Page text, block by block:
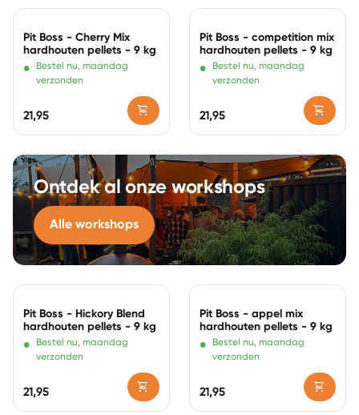
Ontdek al onze workshops
Alle workshops
Pit Boss - Cherry Mix
hardhouten pellets - 9 kg
•
Bestel nu, maandag
verzonden
Normale prijs
21,95 shopping_cart
Pit Boss - competition mix
hardhouten pellets - 9 kg
•
Bestel nu, maandag
verzonden
Normale prijs
21,95 shopping_cart
Pit Boss - Hickory Blend
hardhouten pellets - 9 kg
•
Bestel nu, maandag
verzonden
Normale prijs
21,95 shopping_cart
Pit Boss - appel mix
hardhouten pellets - 9 kg
•
Bestel nu, maandag
verzonden
Normale prijs
21,95 shopping_cart